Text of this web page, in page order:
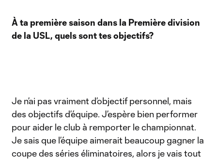
À ta première saison dans la Première division
de la USL, quels sont tes objectifs?
Je n’ai pas vraiment d’objectif personnel, mais
des objectifs d’équipe. J’espère bien performer
pour aider le club à remporter le championnat.
Je sais que l’équipe aimerait beaucoup gagner la
coupe des séries éliminatoires, alors je vais tout